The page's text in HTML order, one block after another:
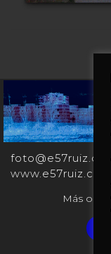
www.e57ruiz.com
Más